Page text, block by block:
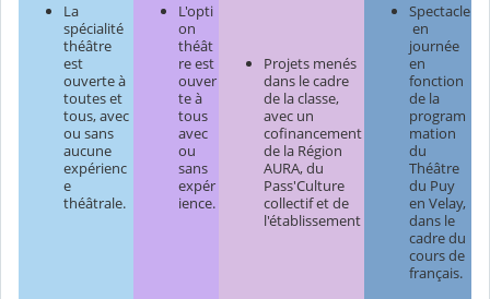
La
spécialité
théâtre
est
ouverte à
toutes et
tous, avec
ou sans
aucune
expérienc
e
théâtrale.
L'opti
on
théât
re est
ouver
te à
tous
avec
ou
sans
expér
ience.
Projets menés
dans le cadre
de la classe,
avec un
cofinancement
de la Région
AURA, du
Pass'Culture
collectif et de
l'établissement
Spectacle
en
journée
en
fonction
de la
program
mation
du
Théâtre
du Puy
en Velay,
dans le
cadre du
cours de
français.